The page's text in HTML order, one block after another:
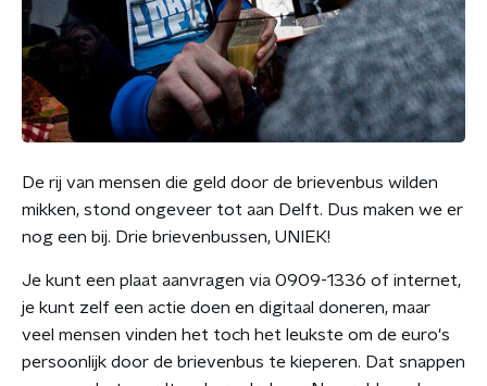
De rij van mensen die geld door de brievenbus wilden
mikken, stond ongeveer tot aan Delft. Dus maken we er
nog een bij. Drie brievenbussen, UNIEK!
Je kunt een plaat aanvragen via 0909-1336 of internet,
je kunt zelf een actie doen en digitaal doneren, maar
veel mensen vinden het toch het leukste om de euro's
persoonlijk door de brievenbus te kieperen. Dat snappen